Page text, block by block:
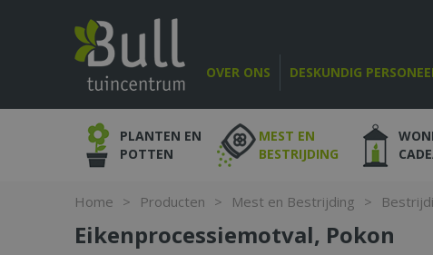
Home > Producten > Mest en Bestrijding >
OVER ONS DESKUNDIG
PLANTEN EN
POTTEN
MEST EN
BESTRIJDING
Eikenprocessiemotval, Pokon